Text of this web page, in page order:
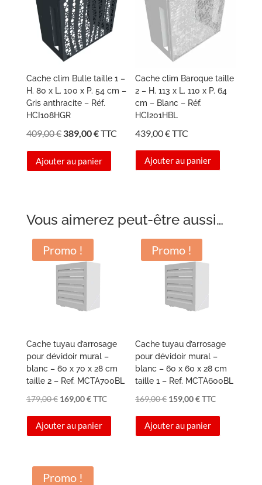
Cache clim Bulle taille 1 –
H. 80 x L. 100 x P. 54 cm –
Gris anthracite – Réf.
HCI108HGR
409,00€ Le
initial
389,00€Le
actuel
TTC
Ajouter au panier
Cache clim Baroque taille
2 – H. 113 x L. 110 x P. 64
cm – Blanc – Réf.
HCI201HBL
439,00€TTC
Ajouter au panier
Vous aimerez peut-être aussi…
Promo !
Cache tuyau d’arrosage
pour dévidoir mural –
blanc – 60 x 70 x 28 cm
taille 2 – Ref. MCTA700BL
179,00€ Le
initial
169,00€Le
actuel
TTC
Ajouter au panier
Promo !
Cache tuyau d’arrosage
pour dévidoir mural –
blanc – 60 x 60 x 28 cm
taille 1 – Ref. MCTA600BL
169,00€ Le
initial
159,00€Le
actuel
TTC
Ajouter au panier
Promo !